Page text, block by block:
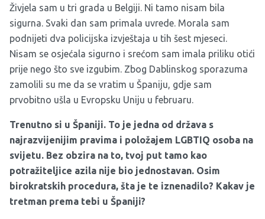
Živjela sam u tri grada u Belgiji. Ni tamo nisam bila
sigurna. Svaki dan sam primala uvrede. Morala sam
podnijeti dva policijska izvještaja u tih šest mjeseci.
Nisam se osjećala sigurno i srećom sam imala priliku otići
prije nego što sve izgubim. Zbog Dablinskog sporazuma
zamolili su me da se vratim u Španiju, gdje sam
prvobitno ušla u Evropsku Uniju u februaru.
Trenutno si u Španiji. To je jedna od država s
najrazvijenijim pravima i položajem LGBTIQ osoba na
svijetu. Bez obzira na to, tvoj put tamo kao
potražiteljice azila nije bio jednostavan. Osim
birokratskih procedura, šta je te iznenadilo? Kakav je
tretman prema tebi u Španiji?